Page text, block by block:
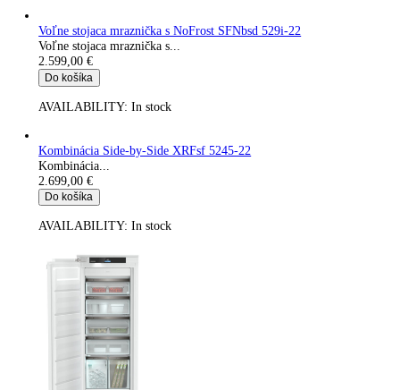
Voľne stojaca mraznička s...
Do košíka
AVAILABILITY:
Voľne stojaca mraznička s NoFrost SFNbsd 529i-22
Voľne stojaca mraznička s...
2.599,00€